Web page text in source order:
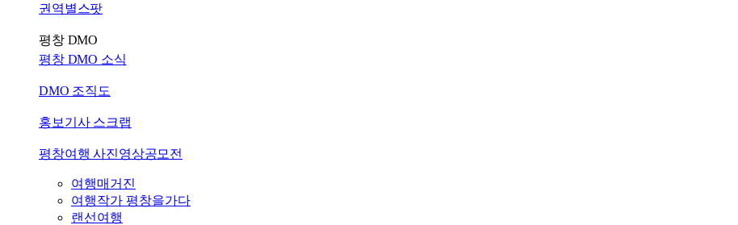
권역별스팟
평창 DMO
평창 DMO 소식
DMO 조직도
홍보기사 스크랩
평창여행 사진영상공모전
여행매거진
여행작가 평창을가다
랜선여행